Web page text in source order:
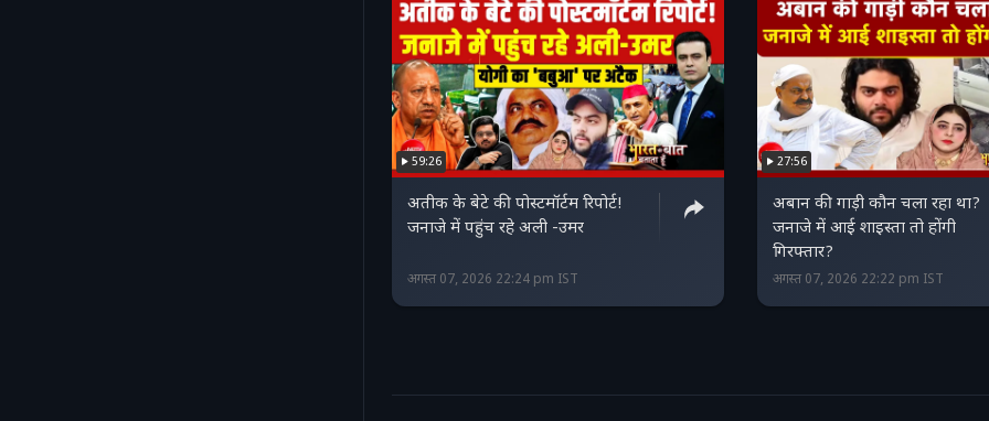
59:26
अतीक के बेटे की पोस्टमॉर्टम रिपोर्ट!
जनाजे में पहुंच रहे अली -उमर
अगस्त 07, 2026 22:24 pm IST
27:56
अबान की गाड़ी कौन चला रहा था?
जनाजे में आई शाइस्ता तो होंगी
गिरफ्तार?
अगस्त 07, 2026 22:22 pm IST